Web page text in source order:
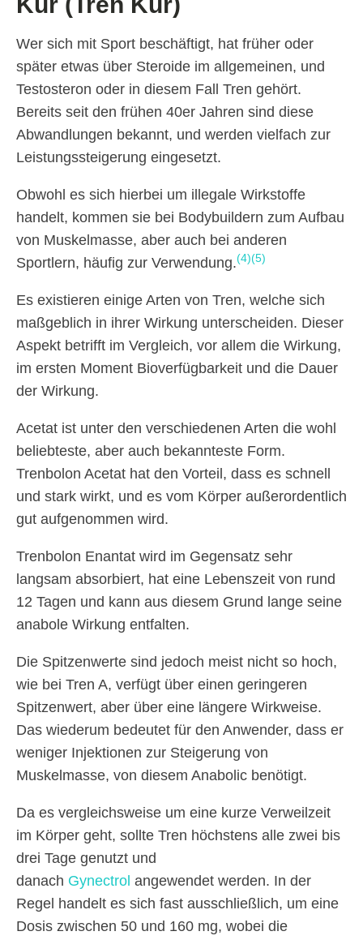
Wer sich mit Sport beschäftigt, hat früher oder
später etwas über Steroide im allgemeinen, und
Testosteron oder in diesem Fall Tren gehört.
Bereits seit den frühen 40er Jahren sind diese
Abwandlungen bekannt, und werden vielfach zur
Leistungssteigerung eingesetzt.
Obwohl es sich hierbei um illegale Wirkstoffe
handelt, kommen sie bei Bodybuildern zum Aufbau
von Muskelmasse, aber auch bei anderen
Sportlern, häufig zur Verwendung.(4)(5)
Es existieren einige Arten von Tren, welche sich
maßgeblich in ihrer Wirkung unterscheiden. Dieser
Aspekt betrifft im Vergleich, vor allem die Wirkung,
im ersten Moment Bioverfügbarkeit und die Dauer
der Wirkung.
Acetat ist unter den verschiedenen Arten die wohl
beliebteste, aber auch bekannteste Form.
Trenbolon Acetat hat den Vorteil, dass es schnell
und stark wirkt, und es vom Körper außerordentlich
gut aufgenommen wird.
Trenbolon Enantat wird im Gegensatz sehr
langsam absorbiert, hat eine Lebenszeit von rund
12 Tagen und kann aus diesem Grund lange seine
anabole Wirkung entfalten.
Die Spitzenwerte sind jedoch meist nicht so hoch,
wie bei Tren A, verfügt über einen geringeren
Spitzenwert, aber über eine längere Wirkweise.
Das wiederum bedeutet für den Anwender, dass er
weniger Injektionen zur Steigerung von
Muskelmasse, von diesem Anabolic benötigt.
Da es vergleichsweise um eine kurze Verweilzeit
im Körper geht, sollte Tren höchstens alle zwei bis
drei Tage genutzt und
danach Gynectrol angewendet werden. In der
Regel handelt es sich fast ausschließlich, um eine
Dosis zwischen 50 und 160 mg, wobei die